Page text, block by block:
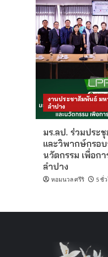
งานประชาสัมพันธ์ ม
ลำปาง
มร.ลป. ร่วมประ
และวิพากษ์กรอบ
นวัตกรรม เพื่อก
ลำปาง
หอมนวล ศรีริ 5 ชั่